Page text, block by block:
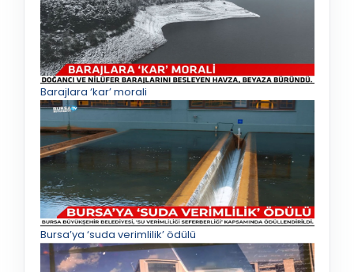
Barajlara ‘kar’ morali
Bursa’ya ‘suda verimlilik’ ödülü